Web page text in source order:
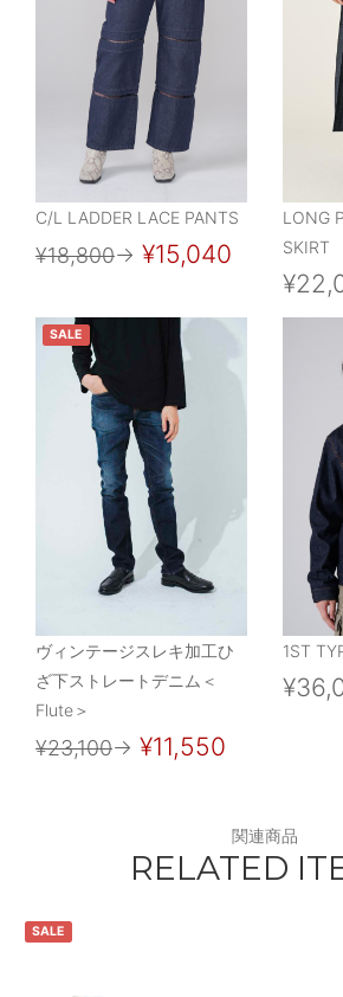
C/L LADDER LACE PANTS
¥18,800→ ¥15,040
LONG
SKIRT
SALE
ヴィンテージスレキ加工ひ
ざ下ストレートデニム＜
Flute＞
¥23,100→ ¥11,550
1ST
関連商品
RELATED
SALE